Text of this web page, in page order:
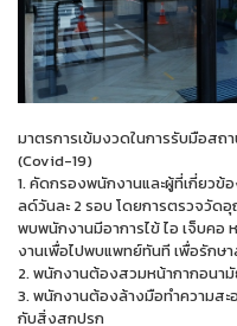
มาตรการเข้มงวดในการรับมือสถ
(Covid-19)
1. คัดกรองพนักงานและผู้ที่เกี่ยวข้
ลด์วันละ 2 รอบ โดยการตรวจวัด
พบพนักงานมีอาการไข้ ไอ เจ็บคอ
งานเพื่อไปพบแพทย์ทันที เพื่อรักษ
2. พนักงานต้องสวมหน้ากากอนา
3. พนักงานต้องล้างมือทำความส
กับสิ่งสกปรก